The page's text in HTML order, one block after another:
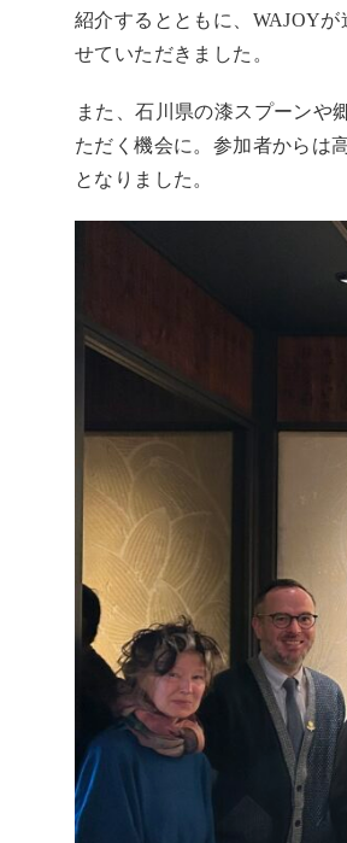
紹介するとともに、WAJOY
せていただきました。
また、石川県の漆スプーンや
ただく機会に。参加者からは
となりました。